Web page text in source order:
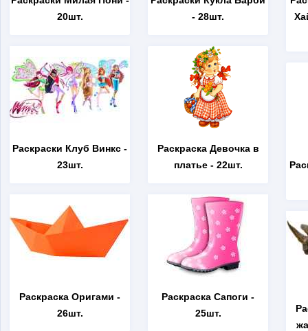
20шт.
Раскраски Клуб Винкс -
23шт.
Раскраска Оригами -
26шт.
- 28шт.
Раскраска Девочка в
платье- 22шт.
Раскраска Сапоги -
25шт.